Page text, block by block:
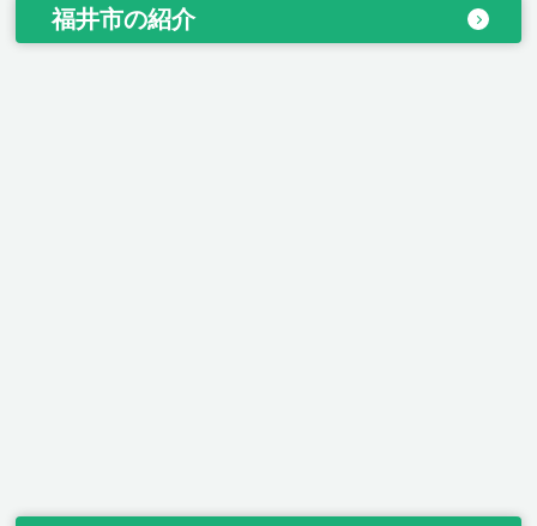
福井市の紹介